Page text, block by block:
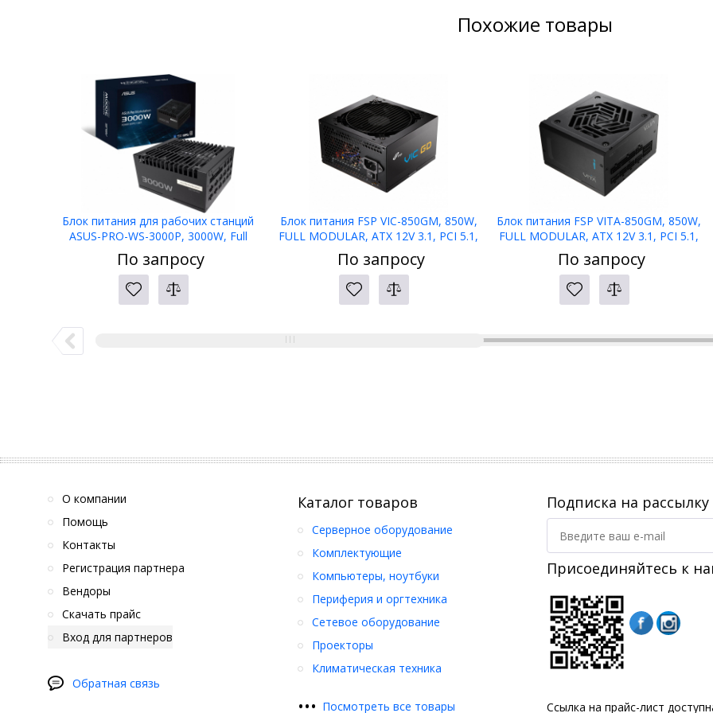
Похожие товары
Блок питания для рабочих станций
ASUS-PRO-WS-3000P, 3000W, Full
Modular, 80+ PLATINUM, BOX
По запросу
Блок питания FSP VIC-850GM, 850W,
FULL MODULAR, ATX 12V 3.1, PCI 5.1,
APFC, 80 PLUS GOLD, Reatil
По запросу
Блок питания FSP VITA-850GM, 850W,
FULL MODULAR, ATX 12V 3.1, PCI 5.1,
APFC, 80 PLUS GOLD, Reatil
По запросу
О компании
Помощь
Контакты
Регистрация партнера
Вендоры
Скачать прайс
Вход для партнеров
Обратная связь
Каталог товаров
Серверное оборудование
Комплектующие
Компьютеры, ноутбуки
Периферия и оргтехника
Сетевое оборудование
Проекторы
Климатическая техника
••• Посмотреть все товары
Подписка на рассылку
Присоединяйтесь к
Ссылка на прайс-лист